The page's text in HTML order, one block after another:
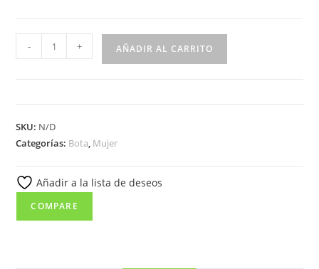
Botín
en
piel
tacón
cremallera
- + AÑADIR AL CARRITO
SKU: N/D
Categorías: Bota, Mujer
Añadir a la lista de deseos
COMPARE